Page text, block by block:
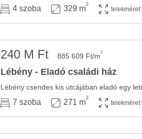
4 szoba 329 m
2
telekméret:
240 M Ft 885 609 Ft/m2
Lébény - Eladó családi ház
7 szoba 271 m
2
telekméret: